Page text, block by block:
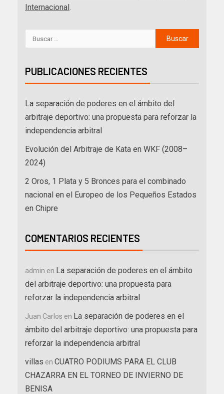
Internacional .
PUBLICACIONES RECIENTES
La separación de poderes en el ámbito del
arbitraje deportivo: una propuesta para reforzar la
independencia arbitral
Evolución del Arbitraje de Kata en WKF (2008–
2024)
2 Oros, 1 Plata y 5 Bronces para el combinado
nacional en el Europeo de los Pequeños Estados
en Chipre
COMENTARIOS RECIENTES
admin en La separación de poderes en el ámbito
del arbitraje deportivo: una propuesta para
reforzar la independencia arbitral
Juan Carlos en La separación de poderes en el
ámbito del arbitraje deportivo: una propuesta para
reforzar la independencia arbitral
villas en CUATRO PODIUMS PARA EL CLUB
CHAZARRA EN EL TORNEO DE INVIERNO DE
BENISA